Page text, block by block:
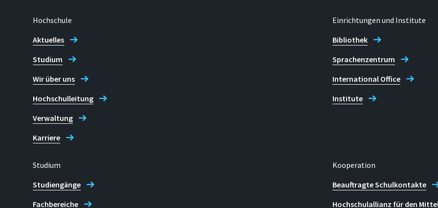
Hochschule
Aktuelles
Studium
Wir über uns
Hochschulleitung
Verwaltung
Karriere
Einrichtungen und Institute
Bibliothek
Sprachenzentrum
International Office
Institute
Studium
Studiengänge
Fachbereiche
Kooperation
Beauftragte Schulkontakte
Hochschulallianz für den